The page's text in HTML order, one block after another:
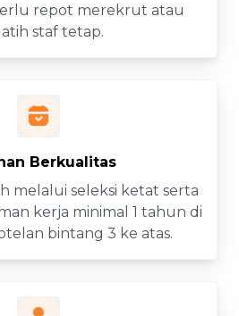
repot merekrut atau
staf tetap.
Berkualitas
melalui seleksi ketat serta
kerja minimal 1 tahun di
bintang 3 ke atas.